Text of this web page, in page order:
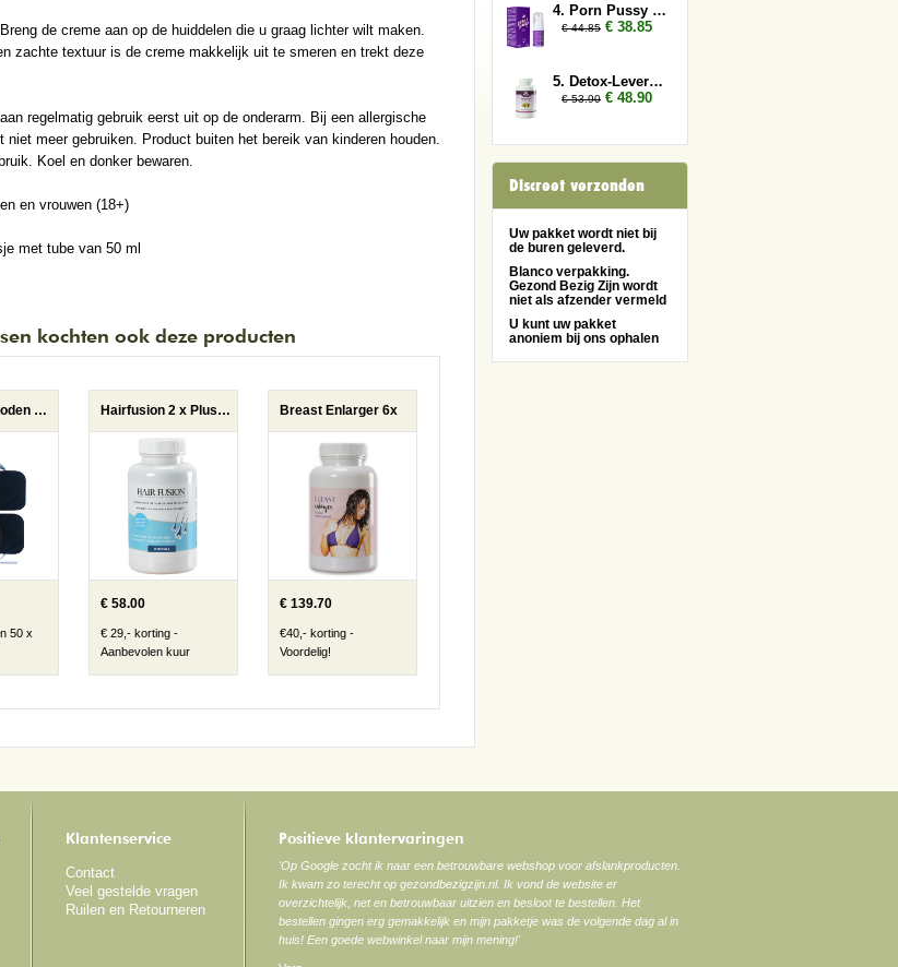
Breng de creme aan op de huiddelen die u graag lichter wilt maken.
zachte textuur is de creme makkelijk uit te smeren en trekt deze
regelmatig gebruik eerst uit op de onderarm. Bij een allergische
niet meer gebruiken. Product buiten het bereik van kinderen houden.
Koel en donker bewaren.
en vrouwen (18+)
met tube van 50 ml
kochten ook deze producten
Saneo elektroden vierkant
50 x
Hairfusion 2 x Plus 1 gratis
€ 58.00
€ 29,- korting -
Aanbevolen kuur
Breast Enlarger 6x
€ 139.70
€40,- korting -
Voordelig!
4. Porn Pussy 3x
€ 44.85 € 38.85
5. Detox-Lever 2x
€ 53.90 € 48.90
Discreet verzonden
Uw pakket wordt niet bij
de buren geleverd.
Blanco verpakking.
Gezond Bezig Zijn wordt
niet als afzender vermeld
U kunt uw pakket
anoniem bij ons ophalen
Klantenservice
Contact
Veel gestelde vragen
Ruilen en Retourneren
Positieve klantervaringen
'Op Google zocht ik naar een betrouwbare webshop voor afslankproducten.
Ik kwam zo terecht op gezondbezigzijn.nl. Ik vond de website er
overzichtelijk, net en betrouwbaar uitzien en besloot te bestellen. Het
bestellen gingen erg gemakkelijk en mijn pakketje was de volgende dag al in
huis! Een goede webwinkel naar mijn mening!'